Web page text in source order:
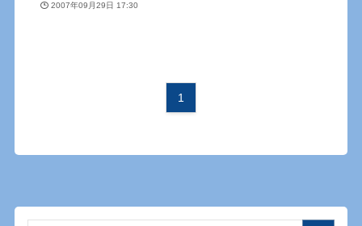
2007年09月29日 17:30
1